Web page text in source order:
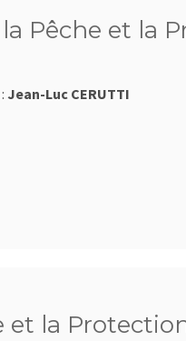
Pêche et la
Jean-Luc CERUTTI
et la